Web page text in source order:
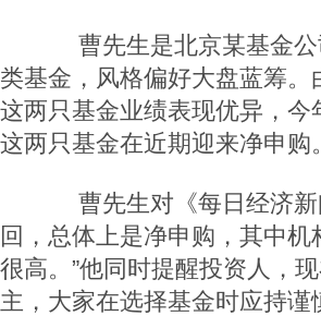
曹先生是北京某基金公
类基金，风格偏好大盘蓝筹
这两只基金业绩表现优异，
这两只基金在近期迎来净申购。
曹先生对《每日经济新
回，总体上是净申购，其中
很高。”他同时提醒投资人，
主，大家在选择基金时应持